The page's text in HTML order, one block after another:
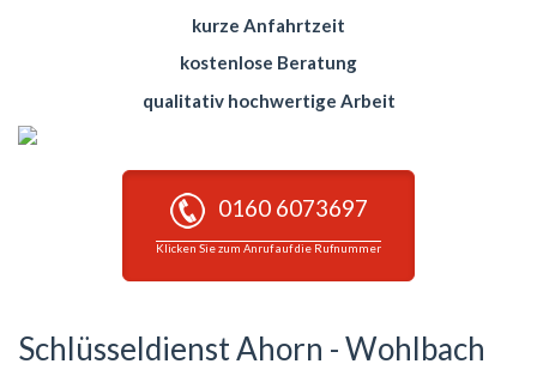
kurze Anfahrtzeit
kostenlose Beratung
qualitativ hochwertige Arbeit
0160 6073697
Klicken Sie zum Anruf auf die Rufnummer
Schlüsseldienst Ahorn - Wohlbach